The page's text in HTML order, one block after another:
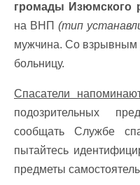
громады Изюмского
на ВНП (тип
мужчина. Со взрывным
больницу.
Спасатели
подозрительных
сообщать Службе
пытайтесь
предметы